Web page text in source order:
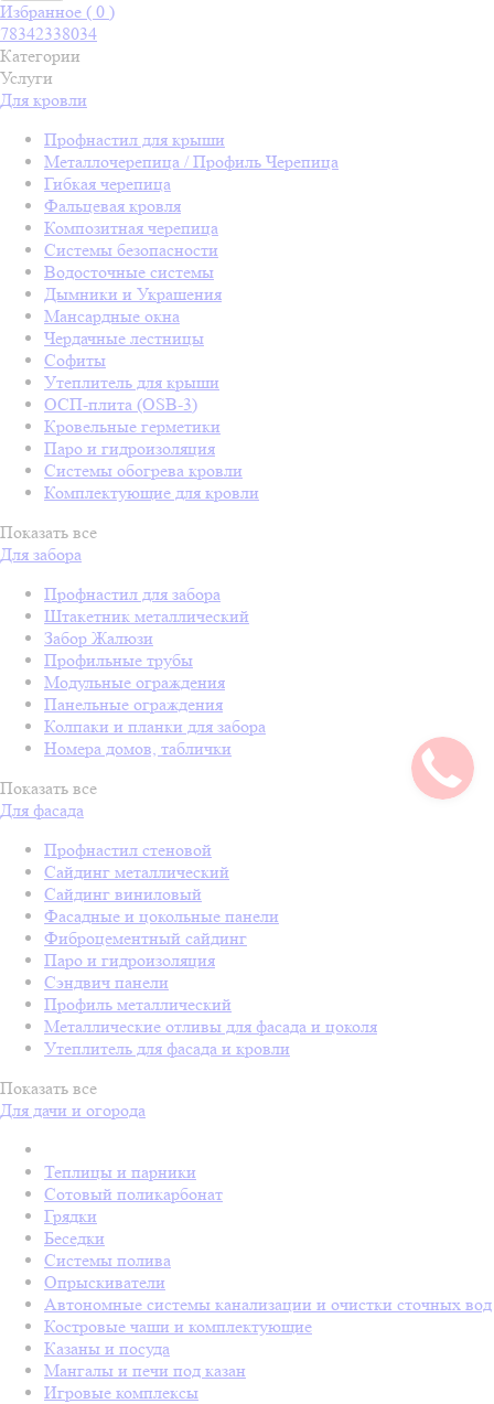
Избранное ( 0 )
78342338034
Категории
Услуги
Для кровли
Профнастил для крыши
Металлочерепица / Профиль Черепица
Гибкая черепица
Фальцевая кровля
Композитная черепица
Системы безопасности
Водосточные системы
Дымники и Украшения
Мансардные окна
Чердачные лестницы
Софиты
Утеплитель для крыши
ОСП-плита (OSB-3)
Кровельные герметики
Паро и гидроизоляция
Системы обогрева кровли
Комплектующие для кровли
Показать все
Для забора
Профнастил для забора
Штакетник металлический
Забор Жалюзи
Профильные трубы
Модульные ограждения
Панельные ограждения
Колпаки и планки для забора
Номера домов, таблички
Показать все
Для фасада
Профнастил стеновой
Сайдинг металлический
Сайдинг виниловый
Фасадные и цокольные панели
Фиброцементный сайдинг
Паро и гидроизоляция
Сэндвич панели
Профиль металлический
Металлические отливы для фасада и цоколя
Утеплитель для фасада и кровли
Показать все
Для дачи и огорода
Теплицы и парники
Сотовый поликарбонат
Грядки
Беседки
Системы полива
Опрыскиватели
Автономные системы канализации и очистки сточных вод
Костровые чаши и комплектующие
Казаны и посуда
Мангалы и печи под казан
Игровые комплексы